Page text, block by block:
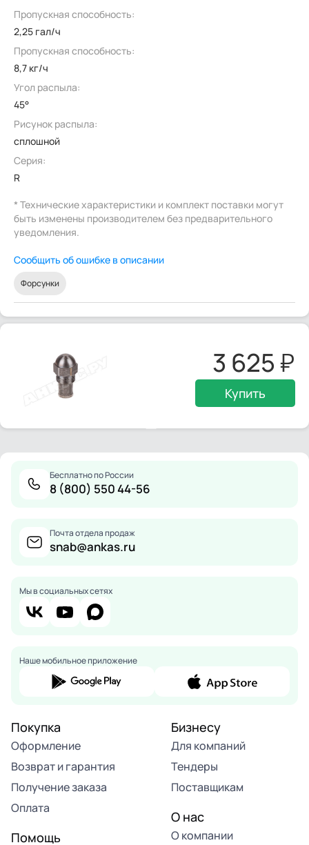
Пропускная способность:
2,25 гал/ч
Пропускная способность:
8,7 кг/ч
Угол распыла:
45°
Рисунок распыла:
сплошной
Серия:
R
* Технические характеристики и комплект поставки могут
быть изменены производителем без предварительного
уведомления.
Сообщить об ошибке в описании
Форсунки
3 625
Купить
Бесплатно по России
8 (800) 550 44-56
Почта отдела продаж
snab@ankas.ru
Мы в социальных сетях
Наше мобильное приложение
Покупка
Оформление
Возврат и гарантия
Получение заказа
Оплата
Помощь
Бизнесу
Для компаний
Тендеры
Поставщикам
О нас
О компании